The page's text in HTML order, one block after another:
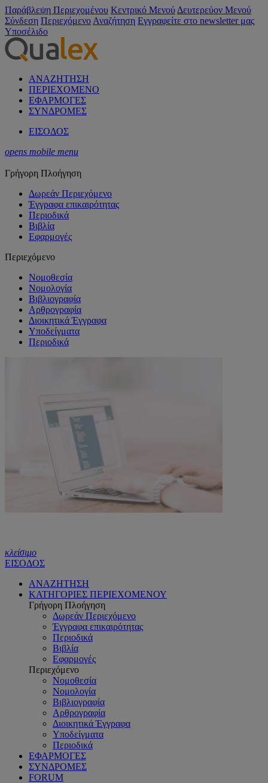
Παράβλεψη Περιεχομένου Κεντρικό Μενού Δευτερεύον Μενού
Σύνδεση Περιεχόμενο Αναζήτηση Εγγραφείτε στο newsletter μας
Υποσέλιδο
ΑΝΑΖΗΤΗΣΗ
ΠΕΡΙΕΧΟΜΕΝΟ
ΕΦΑΡΜΟΓΕΣ
ΣΥΝΔΡΟΜΕΣ
ΕΙΣΟΔΟΣ
opens mobile menu
Γρήγορη Πλοήγηση
Δωρεάν Περιεχόμενο
Έγγραφα επικαιρότητας
Περιοδικά
Βιβλία
Εφαρμογές
Περιεχόμενο
Νομοθεσία
Νομολογία
Βιβλιογραφία
Αρθρογραφία
Διοικητικά Έγγραφα
Υποδείγματα
Περιοδικά
κλείσιμο
ΕΙΣΟΔΟΣ
ΑΝΑΖΗΤΗΣΗ
ΚΑΤΗΓΟΡΙΕΣ ΠΕΡΙΕΧΟΜΕΝΟΥ
Γρήγορη Πλοήγηση
Δωρεάν Περιεχόμενο
Έγγραφα επικαιρότητας
Περιοδικά
Βιβλία
Εφαρμογές
Περιεχόμενο
Νομοθεσία
Νομολογία
Βιβλιογραφία
Αρθρογραφία
Διοικητικά Έγγραφα
Υποδείγματα
Περιοδικά
ΕΦΑΡΜΟΓΕΣ
ΣΥΝΔΡΟΜΕΣ
FORUM